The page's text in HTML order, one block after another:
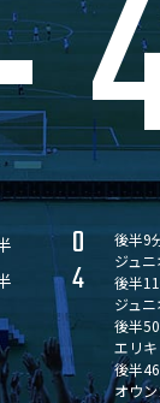
0
4
後半9
ジュ
後半
ジュ
後半
エリキ
後半
オウ